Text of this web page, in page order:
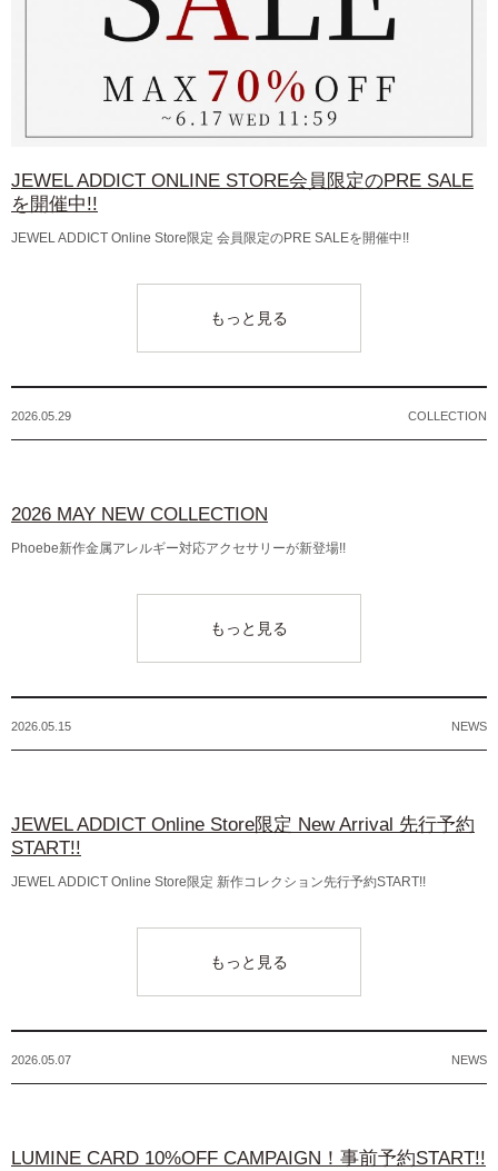
JEWEL ADDICT ONLINE STORE会員限定のPRE SALE
を開催中!!
JEWEL ADDICT Online Store限定 会員限定のPRE SALEを開催中!!
もっと見る
2026.05.29 COLLECTION
2026 MAY NEW COLLECTION
Phoebe新作金属アレルギー対応アクセサリーが新登場!!
もっと見る
2026.05.15 NEWS
JEWEL ADDICT Online Store限定 New Arrival 先行予約
START!!
JEWEL ADDICT Online Store限定 新作コレクション先行予約START!!
もっと見る
2026.05.07 NEWS
LUMINE CARD 10%OFF CAMPAIGN！事前予約START!!